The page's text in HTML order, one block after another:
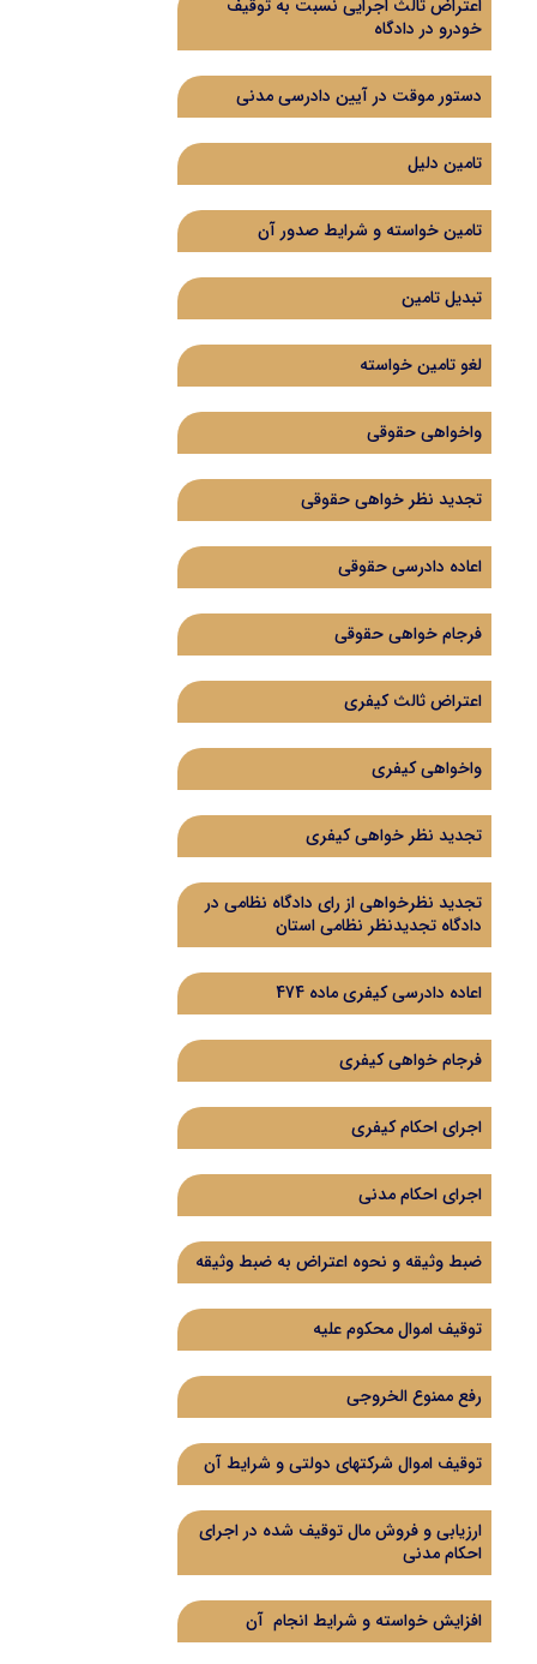
اعتراض ثالث اجرایی نسبت به توقیف
خودرو در دادگاه
دستور موقت در آیین دادرسی مدنی
تامین دلیل
تامین خواسته و شرایط صدور آن
تبدیل تامین
لغو تامین خواسته
واخواهی حقوقی
تجدید نظر خواهی حقوقی
اعاده دادرسی حقوقی
فرجام خواهی حقوقی
اعتراض ثالث کیفری
واخواهی کیفری
تجدید نظر خواهی کیفری
تجدید نظرخواهی از رای دادگاه‌ نظامی در
دادگاه تجدیدنظر نظامی استان
اعاده دادرسی کیفری ماده 474
فرجام خواهی کیفری
اجرای احکام کیفری
اجرای احکام مدنی
ضبط وثیقه و نحوه اعتراض به ضبط وثیقه
توقیف اموال محکوم علیه
رفع ممنوع الخروجی
توقیف اموال شرکتهای دولتی و شرایط آن
ارزیابی و فروش مال توقیف شده در اجرای
احکام مدنی
افزایش خواسته و شرایط انجام آن